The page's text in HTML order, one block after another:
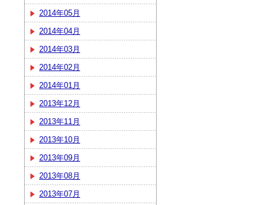
2014年05月
2014年04月
2014年03月
2014年02月
2014年01月
2013年12月
2013年11月
2013年10月
2013年09月
2013年08月
2013年07月